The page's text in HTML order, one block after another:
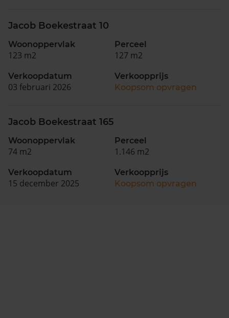
Jacob Boekestraat 10
Woonoppervlak
123 m2
Perceel
127 m2
Verkoopdatum
03 februari 2026
Verkoopprijs
Koopsom opvragen
Jacob Boekestraat 165
Woonoppervlak
74 m2
Perceel
1.146 m2
Verkoopdatum
15 december 2025
Verkoopprijs
Koopsom opvragen